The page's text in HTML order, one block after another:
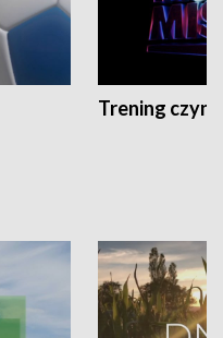
Trening czyni